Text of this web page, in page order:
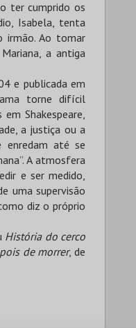
ter cumprido os
Isabela, tenta
irmão. Ao tomar
a antiga
e publicada em
torne difícil
Shakespeare,
a justiça ou a
enredam até se
A atmosfera
e ser medido,
uma supervisão
diz o próprio
História do cerco
de morrer, de